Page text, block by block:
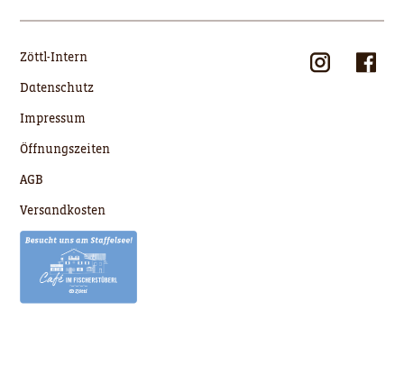
Zöttl-Intern
Datenschutz
Impressum
Öffnungszeiten
AGB
Versandkosten